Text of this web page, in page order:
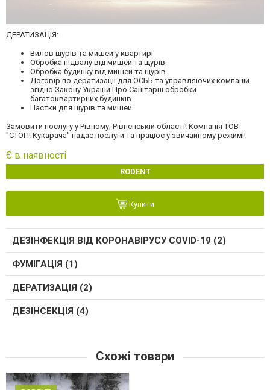
ДЕРАТИЗАЦІЯ:
Вилов щурів та мишей у квартирі
Обробка підвалу від мишей та щурів
Обробка будинку від мишей та щурів
Договір по дератизації для ОСББ та управляючих компаній
згідно Закону України Про Санітарні обробки
багатоквартирних будинків
Пастки для щурів та мишей
Замовити послугу у Рівному, Рівненській області! Компанія ТОВ
"СТОП! Кукарача" надає послуги та працює у звичайному режимі!
Є в наявності
RODENT
Купити
ДЕЗІНФЕКЦІЯ ВІД КОРОНАВІРУСУ COVID-19 (2)
ФУМІГАЦІЯ (1)
ДЕРАТИЗАЦІЯ (2)
ДЕЗІНСЕКЦІЯ (4)
Схожі товари